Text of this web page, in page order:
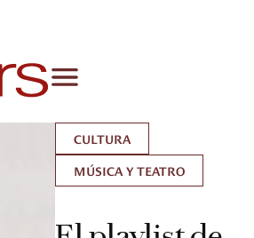
CULTURA
MÚSICA Y TEATRO